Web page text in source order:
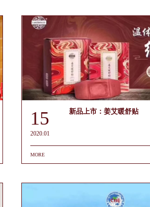
15
2020.01
新品上市：姜艾暖舒贴
MORE